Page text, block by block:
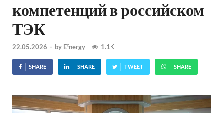
компетенций в российском
ТЭК
22.05.2026 - by E²nergy 1.1K
SHARE SHARE TWEET SHARE